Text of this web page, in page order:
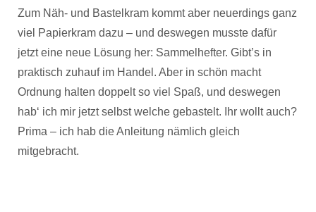
Zum Näh- und Bastelkram kommt aber neuerdings ganz
viel Papierkram dazu – und deswegen musste dafür
jetzt eine neue Lösung her: Sammelhefter. Gibt’s in
praktisch zuhauf im Handel. Aber in schön macht
Ordnung halten doppelt so viel Spaß, und deswegen
hab‘ ich mir jetzt selbst welche gebastelt. Ihr wollt auch?
Prima – ich hab die Anleitung nämlich gleich
mitgebracht.